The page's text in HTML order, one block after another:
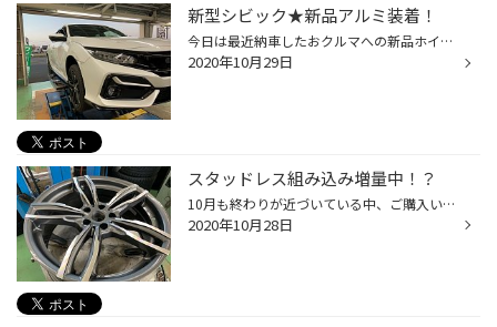
新型シビック★新品アルミ装着！
今日は最近納車したおクルマへの新品ホイール装着作業をご紹介！ 車種はホンダが誇る有名スポーツカー、新型シビックです！ このシビックのフォルム、私も結構好きなもので オーナー様と気が合うのかな？なんて考えてみたり・・・(笑) このかっこいいシビックに装着したホイールは・・・ Ｗedssport...
2020年10月29日
スタッドレス組み込み増量中！？
10月も終わりが近づいている中、ご購入いただいたお客様方の スタッドレスタイヤの装着に向けての組み込み作業も着々と 進んできてます！ (組み替え作業に集中するあまり、あまり写真が撮れませんでした(^^;) 私も組み替え・組み込みと頑張ってます！ 新品のタイヤやアルミセットはもちろん、装着時...
2020年10月28日